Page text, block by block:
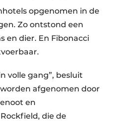
opgenomen in de
Zo ontstond een
en dier. En Fibonacci
volle gang”, besluit
afgenomen door
en
die de